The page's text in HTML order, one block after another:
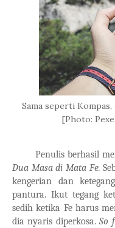
Sama seperti
[Photo:
Penulis berhasil
Dua Masa di Mata Fe.
kengerian dan
pantura. Ikut tegang
sedih ketika Fe harus
dia nyaris diperkosa.So